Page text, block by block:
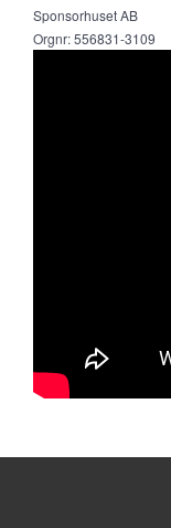
Sponsorhuset AB
Orgnr: 556831-3109